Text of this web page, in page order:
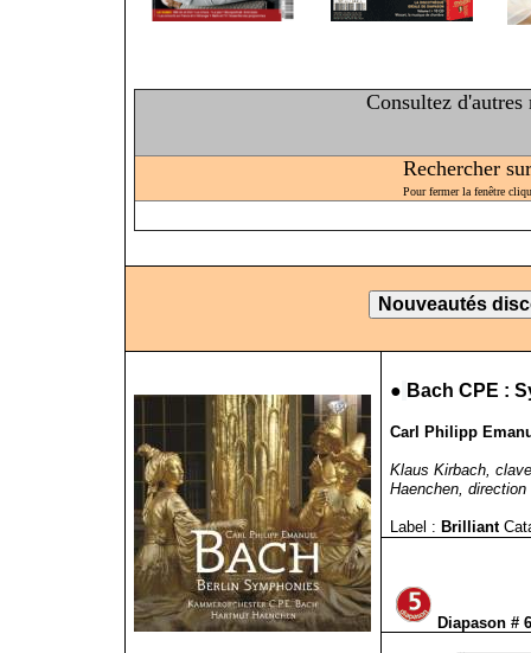
Consultez
Rechercher
Pour fermer la fenêtre
● Bach CPE :
Carl Philipp
Klaus Kirbach,
Haenchen, direction
Label : Brilliant
Diapason #